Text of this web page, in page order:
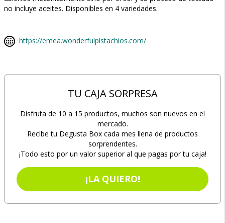
no incluye aceites. Disponibles en 4 variedades.
https://emea.wonderfulpistachios.com/
TU CAJA SORPRESA
Disfruta de 10 a 15 productos, muchos son nuevos en el
mercado.
Recibe tu Degusta Box cada mes llena de productos
sorprendentes.
¡Todo esto por un valor superior al que pagas por tu caja!
¡LA QUIERO!